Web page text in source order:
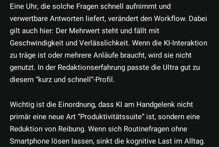
Eine Uhr, die solche Fragen schnell aufnimmt und
verwertbare Antworten liefert, verändert den Workflow. Dabei
gilt auch hier: Der Mehrwert steht und fällt mit
Geschwindigkeit und Verlässlichkeit. Wenn die KI-Interaktion
zu träge ist oder mehrere Anläufe braucht, wird sie nicht
genutzt. In der Redaktionserfahrung passte die Ultra gut zu
diesem “kurz und schnell”-Profil.
Wichtig ist die Einordnung, dass KI am Handgelenk nicht
primär eine neue Art “Produktivitätssuite” ist, sondern eine
Reduktion von Reibung. Wenn sich Routinefragen ohne
Smartphone lösen lassen, sinkt die kognitive Last im Alltag.